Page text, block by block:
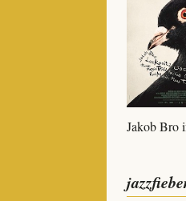
Jakob Bro